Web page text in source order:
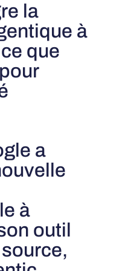
la
à
que
a
à
outil